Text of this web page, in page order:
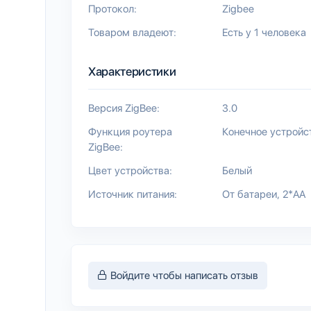
Протокол:
Zigbee
Товаром владеют:
Есть у 1 человека
Характеристики
Версия ZigBee:
3.0
Функция роутера
ZigBee:
Конечное
Цвет устройства:
Белый
Источник питания:
От батареи 2*AA
Войдите чтобы написать отзыв